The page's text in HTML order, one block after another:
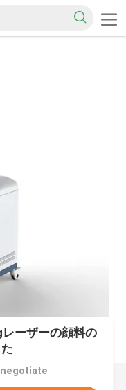
ーザーの顔料の
negotiate